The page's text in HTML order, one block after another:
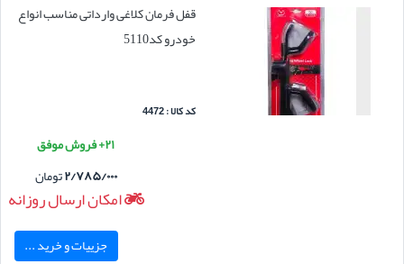
قفل فرمان کلاغی وارداتی مناسب انواع
خودرو کد5110
کد کالا : 4472
۲۱+ فروش موفق
۲/۷۸۵/۰۰۰تومان
امکان ارسال روزانه
جزییات و خرید ...